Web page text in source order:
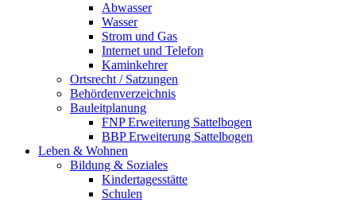
Abwasser
Wasser
Strom und Gas
Internet und Telefon
Kaminkehrer
Ortsrecht / Satzungen
Behördenverzeichnis
Bauleitplanung
FNP Erweiterung Sattelbogen
BBP Erweiterung Sattelbogen
Leben & Wohnen
Bildung & Soziales
Kindertagesstätte
Schulen